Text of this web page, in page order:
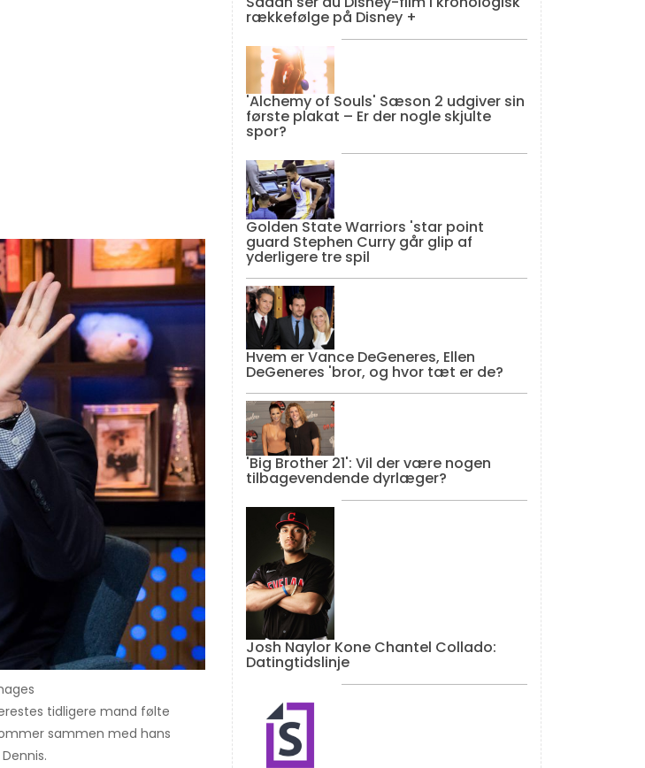
tidligere mand følte
sammen med hans
rækkefølge på Disney +
'Alchemy of Souls' Sæson 2 udgiver sin
første plakat – Er der nogle skjulte
spor?
Golden State Warriors 'star point
guard Stephen Curry går glip af
yderligere tre spil
Hvem er Vance DeGeneres, Ellen
DeGeneres 'bror, og hvor tæt er de?
'Big Brother 21': Vil der være nogen
tilbagevendende dyrlæger?
Josh Naylor Kone Chantel Collado:
Datingtidslinje